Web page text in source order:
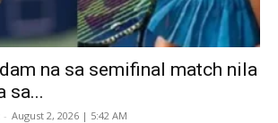
na sa semifinal match nila
sa...
- August 2, 2026 | 5:42 AM